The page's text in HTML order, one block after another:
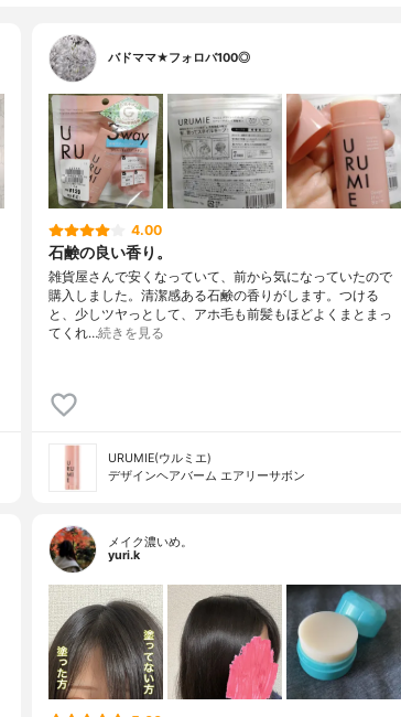
バドママ★フォロバ100◎
4.00
石鹸の良い香り。
雑貨屋さんで安くなっていて、前から気になっていたので
購入しました。清潔感ある石鹸の香りがします。つける
と、少しツヤっとして、アホ毛も前髪もほどよくまとまっ
てくれ…続きを見る
URUMIE(ウルミエ)
デザインヘアバーム エアリーサボン
メイク濃いめ。
yuri.k